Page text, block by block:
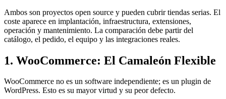
Ambos son proyectos open source y pueden cubrir tiendas serias. El
coste aparece en implantación, infraestructura, extensiones,
operación y mantenimiento. La comparación debe partir del
catálogo, el pedido, el equipo y las integraciones reales.
1. WooCommerce: El Camaleón Flexible
WooCommerce no es un software independiente; es un plugin de
WordPress. Esto es su mayor virtud y su peor defecto.